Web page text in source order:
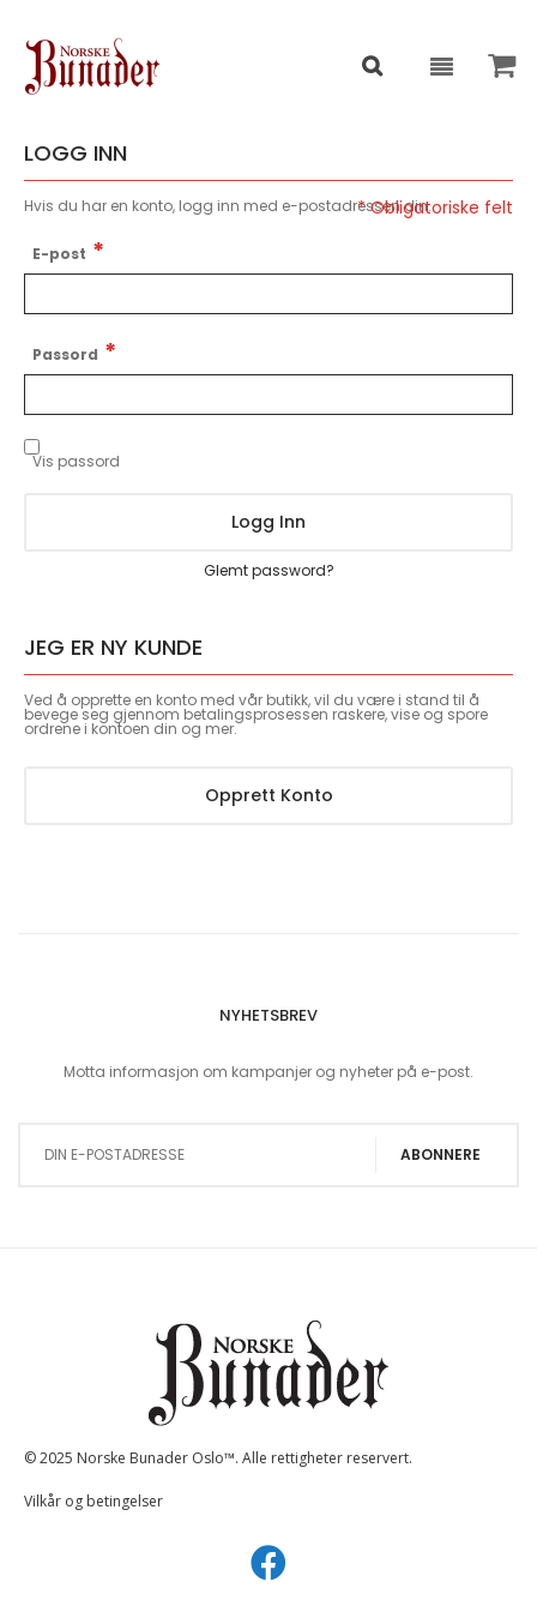
LOGG INN
Hvis du har en konto, logg inn med e-postadressen din.
E-post
Passord
Vis passord
Logg Inn
Glemt password?
JEG ER NY KUNDE
Ved å opprette en konto med vår butikk, vil du være i stand til å
bevege seg gjennom betalingsprosessen raskere, vise og spore
ordrene i kontoen din og mer.
Opprett Konto
NYHETSBREV
Motta informasjon om kampanjer og nyheter på e-post.
ABONNERE
© 2025 Norske Bunader Oslo™. Alle rettigheter reservert.
Vilkår og betingelser